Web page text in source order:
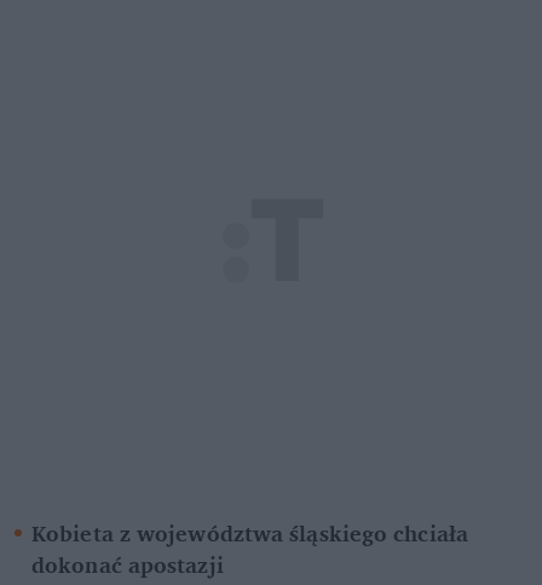
Kobieta z województwa śląskiego chciała
dokonać apostazji